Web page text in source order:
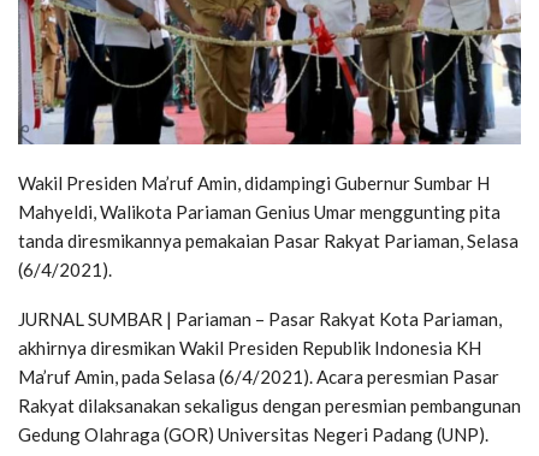
Wakil Presiden Ma’ruf Amin, didampingi Gubernur Sumbar H
Mahyeldi, Walikota Pariaman Genius Umar menggunting pita
tanda diresmikannya pemakaian Pasar Rakyat Pariaman, Selasa
(6/4/2021).
JURNAL SUMBAR | Pariaman – Pasar Rakyat Kota Pariaman,
akhirnya diresmikan Wakil Presiden Republik Indonesia KH
Ma’ruf Amin, pada Selasa (6/4/2021). Acara peresmian Pasar
Rakyat dilaksanakan sekaligus dengan peresmian pembangunan
Gedung Olahraga (GOR) Universitas Negeri Padang (UNP).